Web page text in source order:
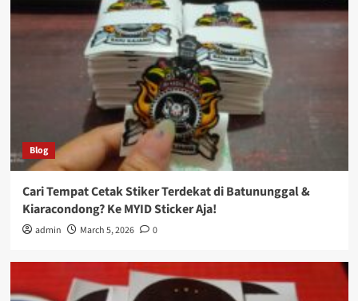
Blog
Cari Tempat Cetak Stiker Terdekat di Batununggal &
Kiaracondong? Ke MYID Sticker Aja!
admin March 5, 2026 0